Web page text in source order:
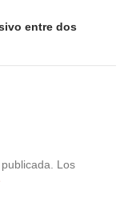
entre dos
Los